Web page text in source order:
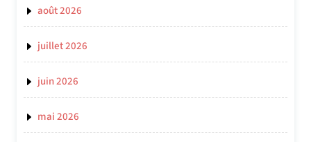
août 2026
juillet 2026
juin 2026
mai 2026